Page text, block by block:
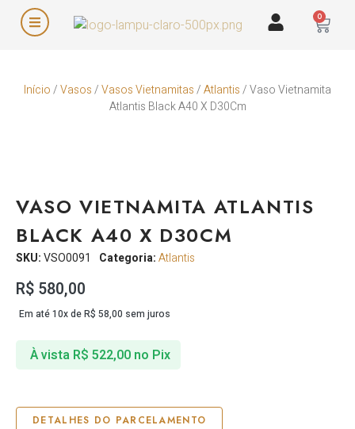
0
Início/Vasos/Vasos Vietnamitas/Atlantis/ Vaso Vietnamita
Atlantis Black A40 X D30Cm
VASO VIETNAMITA ATLANTIS
BLACK A40 X D30CM
SKU:VSO0091 Categoria:Atlantis
R$ 580,00
Em até 10x deR$ 58,00 sem juros
À vista R$ 522,00 no Pix
DETALHES DO PARCELAMENTO